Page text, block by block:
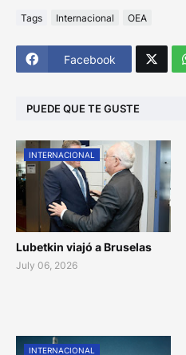
Tags Internacional OEA
Facebook
PUEDE QUE TE GUSTE
INTERNACIONAL
Lubetkin viajó a Bruselas
July 06, 2026
INTERNACIONAL